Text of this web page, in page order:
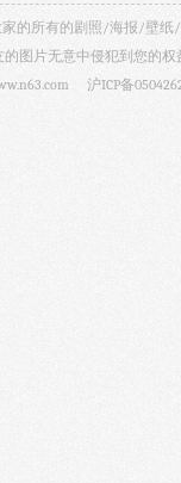
家的所有的剧照/海报/壁
图片无意中侵犯到您的
沪ICP备